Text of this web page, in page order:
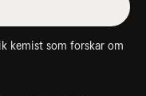
kemist som forskar om